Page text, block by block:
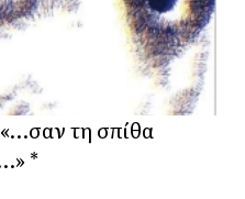
τη σπίθα
*